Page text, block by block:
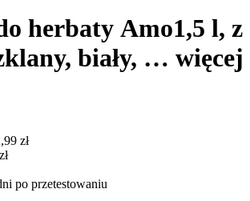
herbaty Amo1,5 l, z
biały, … więcej
zł
po przetestowaniu